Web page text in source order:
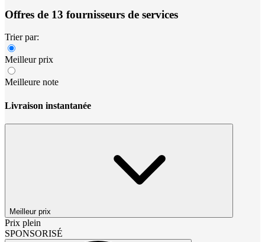
Offres de 13 fournisseurs de services
Trier par:
Meilleur prix
Meilleure note
Livraison instantanée
Meilleur prix
Prix plein
SPONSORISÉ